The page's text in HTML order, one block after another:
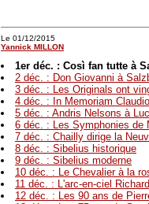
Le 01/12/2015
Yannick MILLON
1er déc. : Così fan tutte à
2 déc. : Don Giovanni à
3 déc. : Les Originals ont
4 déc. : In Memoriam
5 déc. : Andris Nelsons à
6 déc. : Les Symphonies de
7 déc. : Chailly dirige la
8 déc. : Sibelius historique
9 déc. : Sibelius moderne
10 déc. : Le Chevalier à la
11 déc. : L'arc-en-ciel
12 déc. : Les 90 ans de